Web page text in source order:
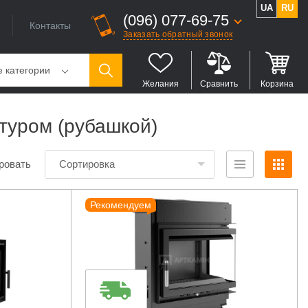
Контакты (096) 077-69-75
Заказать обратный звонок
UA RU
категории
Желания Сравнить Корзина
(рубашкой)
Сортировка
Рекомендуем